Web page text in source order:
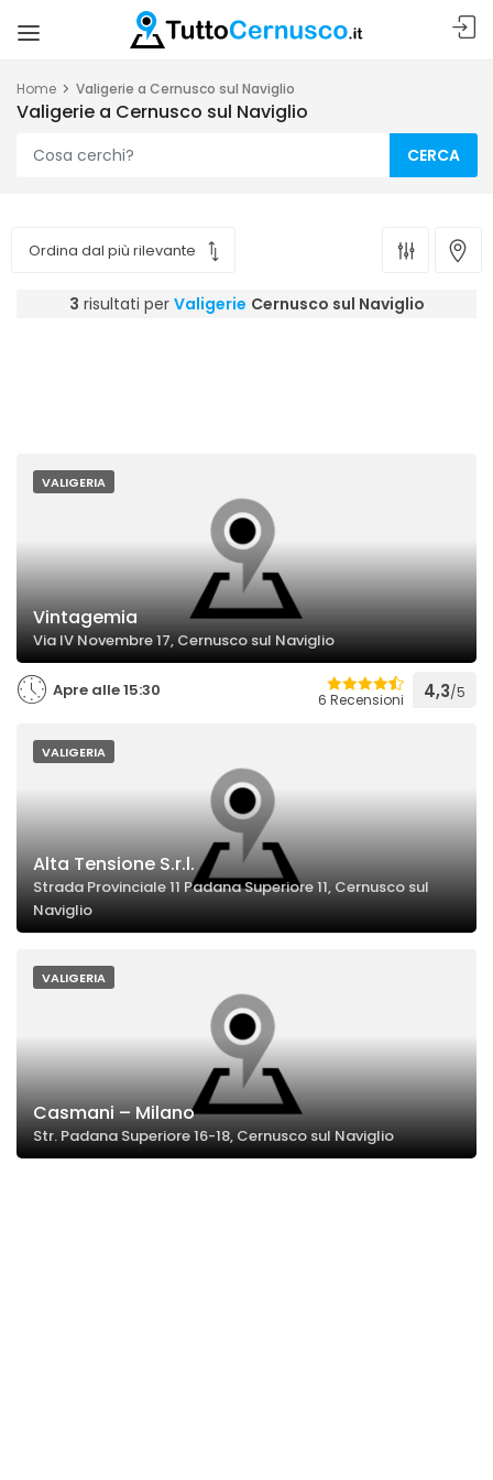
Home Valigerie a Cernusco sul Naviglio
Valigerie a Cernusco sul Naviglio
CERCA
3 risultati per Valigerie Cernusco sul Naviglio
VALIGERIA
Vintagemia
Via IV Novembre 17, Cernusco sul Naviglio
Apre alle 15:30 6 Recensioni 4,3/5
VALIGERIA
Alta Tensione S.r.l.
Strada Provinciale 11 Padana Superiore 11, Cernusco sul
Naviglio
VALIGERIA
Casmani – Milano
Str. Padana Superiore 16-18, Cernusco sul Naviglio